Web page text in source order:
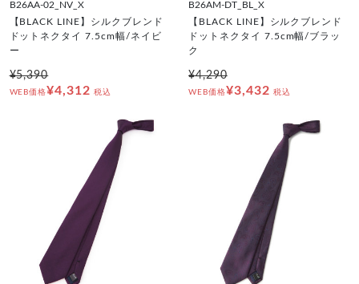
B26AA-02_NV_X
【BLACK LINE】シルクブレンド
ドットネクタイ 7.5cm幅/ネイビ
ー
¥5,390
WEB価格¥4,312 税込
B26AM-DT_BL_X
【BLACK LINE】シルクブレンド
ドットネクタイ 7.5cm幅/ブラッ
ク
¥4,290
WEB価格¥3,432 税込